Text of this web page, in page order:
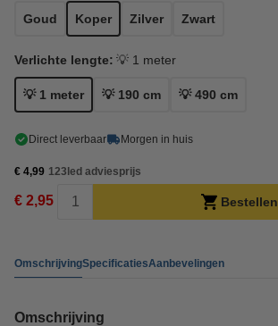
Goud Koper Zilver Zwart
Verlichte lengte: 💡 1 meter
💡 1 meter 💡 190 cm 💡 490 cm
Direct leverbaar Morgen in huis
€ 4,99 123led adviesprijs
€ 2,95 Bestellen
OmschrijvingSpecificatiesAanbevelingen
Omschrijving